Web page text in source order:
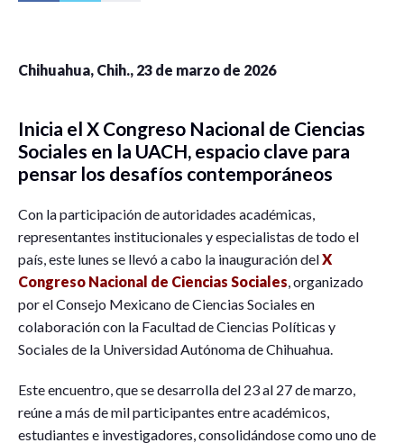
Chihuahua, Chih., 23 de marzo de 2026
Inicia el X Congreso Nacional de Ciencias
Sociales en la UACH, espacio clave para
pensar los desafíos contemporáneos
Con la participación de autoridades académicas,
representantes institucionales y especialistas de todo el
país, este lunes se llevó a cabo la inauguración delX
Congreso Nacional de Ciencias Sociales, organizado
por el Consejo Mexicano de Ciencias Sociales en
colaboración con la Facultad de Ciencias Políticas y
Sociales de la Universidad Autónoma de Chihuahua.
Este encuentro, que se desarrolla del 23 al 27 de marzo,
reúne a más de mil participantes entre académicos,
estudiantes e investigadores, consolidándose como uno de